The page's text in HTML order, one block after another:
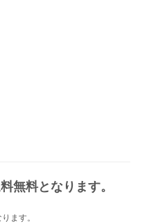
無料となります。
ます。